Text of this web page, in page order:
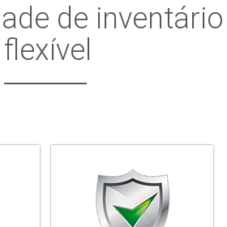
de inventário
flexível